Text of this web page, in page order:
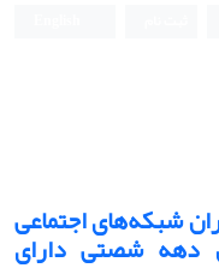
شبکه‌های اجتماعی
دهه شصتی دارای